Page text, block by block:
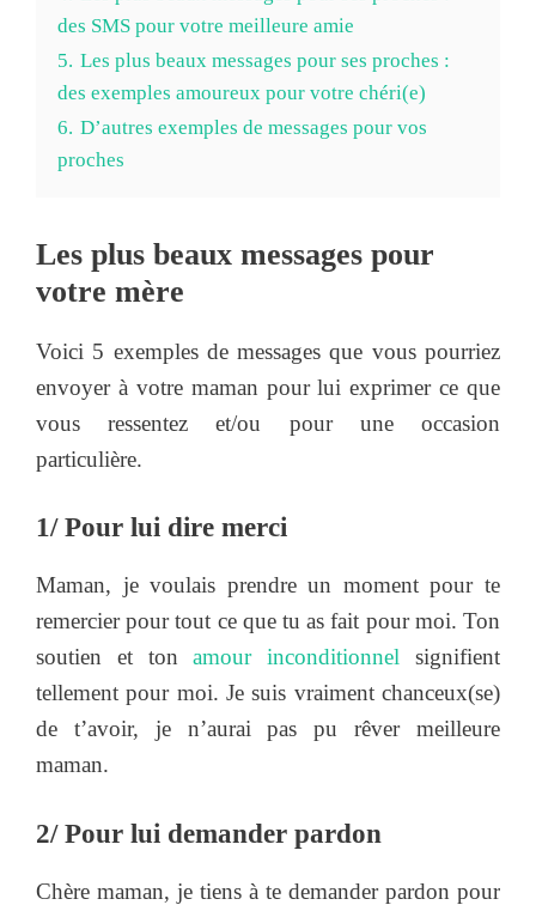
des SMS pour votre meilleure amie
5. Les plus beaux messages pour ses proches :
des exemples amoureux pour votre chéri(e)
6. D’autres exemples de messages pour vos
proches
Les plus beaux messages pour
votre mère
Voici 5 exemples de messages que vous pourriez
envoyer à votre maman pour lui exprimer ce que
vous ressentez et/ou pour une occasion
particulière.
1/ Pour lui dire merci
Maman, je voulais prendre un moment pour te
remercier pour tout ce que tu as fait pour moi. Ton
soutien et tonamour inconditionnel signifient
tellement pour moi. Je suis vraiment chanceux(se)
de t’avoir, je n’aurai pas pu rêver meilleure
maman.
2/ Pour lui demander pardon
Chère maman, je tiens à te demander pardon pour